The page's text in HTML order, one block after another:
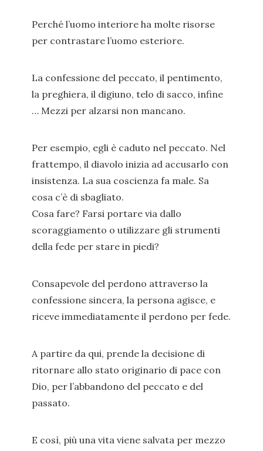
Perché l’uomo interiore ha molte risorse
per contrastare l’uomo esteriore.
La confessione del peccato, il pentimento,
la preghiera, il digiuno, telo di sacco, infine
… Mezzi per alzarsi non mancano.
Per esempio, egli è caduto nel peccato. Nel
frattempo, il diavolo inizia ad accusarlo con
insistenza. La sua coscienza fa male. Sa
cosa c’è di sbagliato.
Cosa fare? Farsi portare via dallo
scoraggiamento o utilizzare gli strumenti
della fede per stare in piedi?
Consapevole del perdono attraverso la
confessione sincera, la persona agisce, e
riceve immediatamente il perdono per fede.
A partire da qui, prende la decisione di
ritornare allo stato originario di pace con
Dio, per l’abbandono del peccato e del
passato.
E così, più una vita viene salvata per mezzo